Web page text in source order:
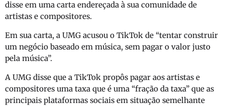
disse em uma carta endereçada à sua comunidade de
artistas e compositores.
Em sua carta, a UMG acusou o TikTok de “tentar construir
um negócio baseado em música, sem pagar o valor justo
pela música”.
A UMG disse que a TikTok propôs pagar aos artistas e
compositores uma taxa que é uma “fração da taxa” que as
principais plataformas sociais em situação semelhante